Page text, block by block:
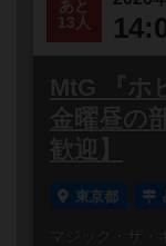
あと
13人
MtG 『ホ
金曜昼の
歓迎】
東京都
マジック・ザ